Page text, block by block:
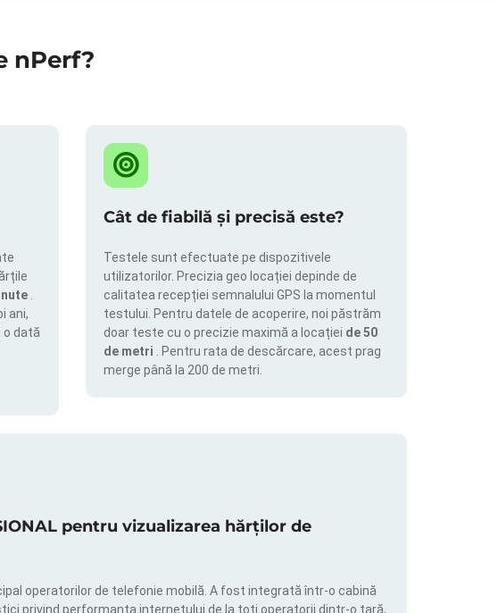
nPerf?
ani,
o dată
Cât de fiabilă și precisă este?
Testele sunt efectuate pe dispozitivele
utilizatorilor. Precizia geo locației depinde de
calitatea recepției semnalului GPS la momentul
testului. Pentru datele de acoperire, noi păstrăm
doar teste cu o precizie maximă a locației de 50
de metri
. Pentru rata de descărcare, acest prag
merge până la 200 de metri.
pentru vizualizarea hărților de
operatorilor de telefonie mobilă. A fost integrată într-o cabină
privind performanța internetului de la toți operatorii dintr-o țară,